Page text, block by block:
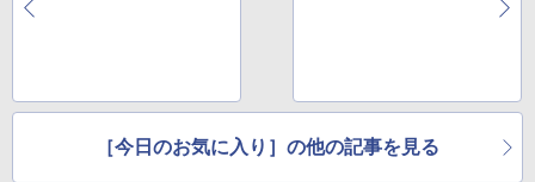
［今日のお気に入り］の他の記事を見る